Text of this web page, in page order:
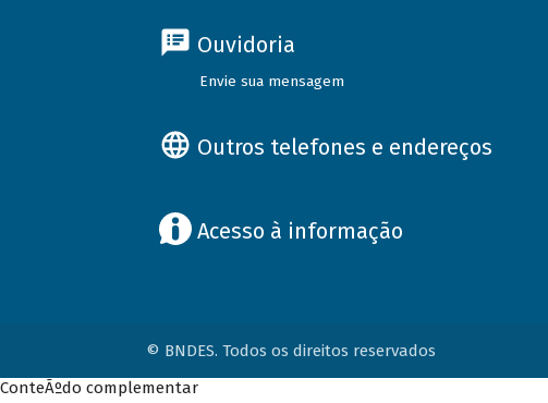
Ouvidoria
Envie sua mensagem
Outros telefones e endereços
Acesso à informação
© BNDES. Todos os direitos reservados
ConteÃºdo complementar